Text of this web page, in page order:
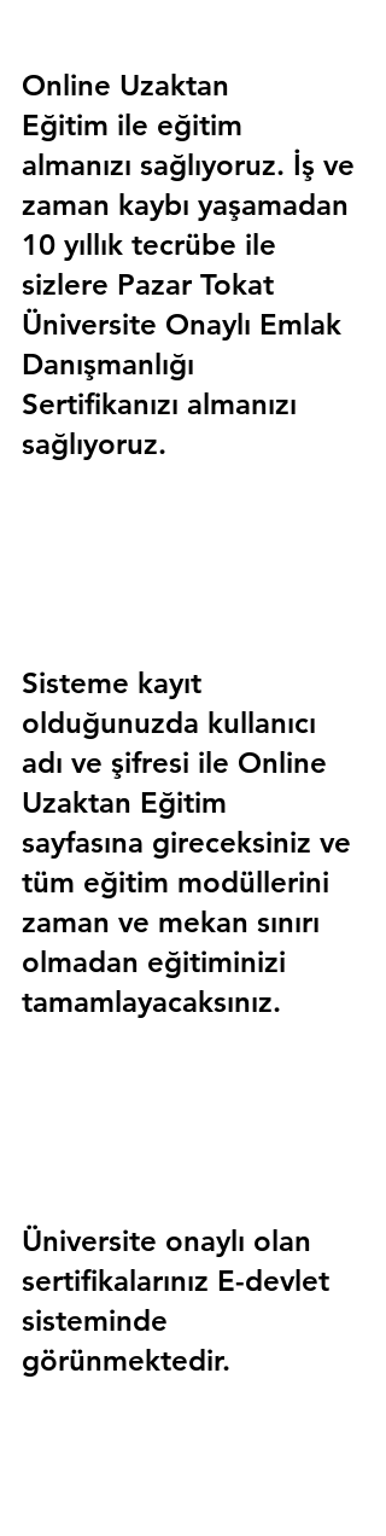
Online Uzaktan
Eğitim ile eğitim
almanızı sağlıyoruz. İş ve
zaman kaybı yaşamadan
10 yıllık tecrübe ile
sizlere Pazar Tokat
Üniversite Onaylı Emlak
Danışmanlığı
Sertifikanızı almanızı
sağlıyoruz.
Sisteme kayıt
olduğunuzda kullanıcı
adı ve şifresi ile Online
Uzaktan Eğitim
sayfasına gireceksiniz ve
tüm eğitim modüllerini
zaman ve mekan sınırı
olmadan eğitiminizi
tamamlayacaksınız.
Üniversite onaylı olan
sertifikalarınız E-devlet
sisteminde
görünmektedir.